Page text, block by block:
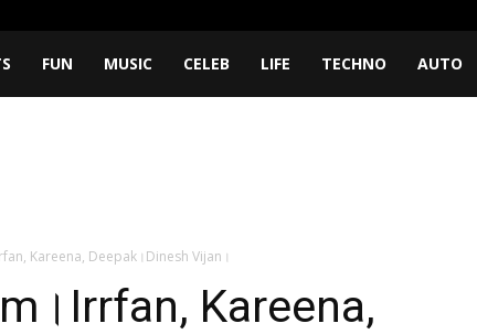
FUN MUSIC CELEB LIFE TECHNO AUTO
Kareena, Deepak।Dinesh Vijan।
Kareena,